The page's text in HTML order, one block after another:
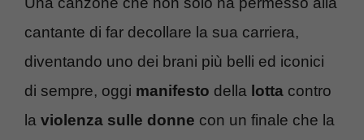
cantante di far decollare la sua carriera,
diventando uno dei brani più belli ed iconici
di sempre, oggi manifesto della lotta contro
la violenza sulle donne con un finale che la